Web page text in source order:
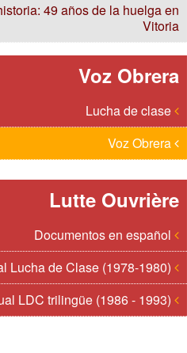
49 años de la huelga en
Vitoria
Voz Obrera
Lutte Ouvrière